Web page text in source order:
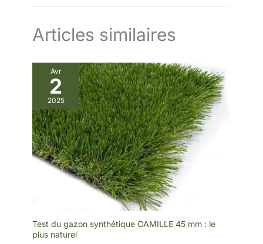
Articles similaires
Avr
2
2025
Test du gazon synthétique CAMILLE 45 mm : le
plus naturel